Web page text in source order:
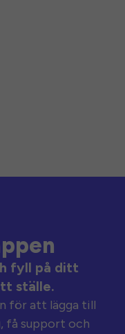
fyll på ditt
ställe.
för att lägga till
få support och